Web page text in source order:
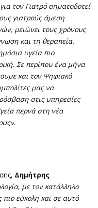
τον Γιατρό σηματοδοτεί
γιατρούς άμεση
μειώνει τους χρόνους
και τη θεραπεία.
υγεία πιο
Σε περίπου ένα μήνα
και τον Ψηφιακό
μας να
στις υπηρεσίες
περνά στη νέα
Δημήτρης
με τον κατάλληλο
εύκολη και σε αυτό